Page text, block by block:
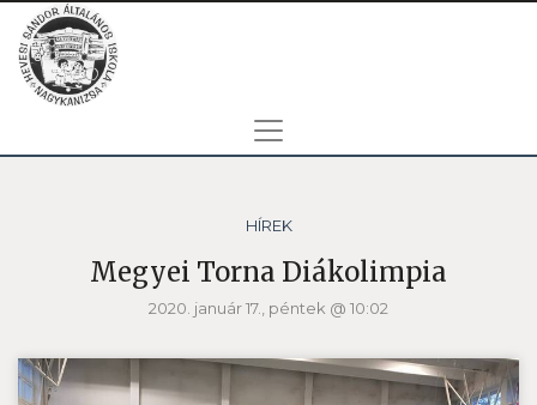
HÍREK
Megyei Torna Diákolimpia
2020. január 17., péntek @ 10:02